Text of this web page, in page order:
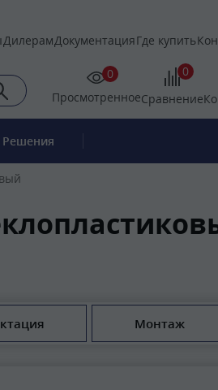
ДилерамДокументацияГде купить
0
Просмотренное
0
Сравнение
Решения
Монтаж